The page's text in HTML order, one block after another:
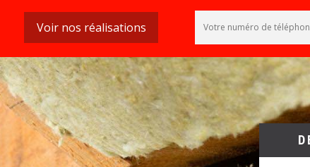
Voir nos réalisations